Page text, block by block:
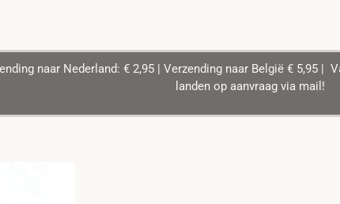
naar Nederland: € 2,95 | Verzending naar België € 5,95 |
landen op aanvraag via mail!